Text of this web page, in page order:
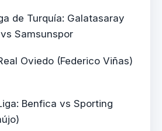
de Turquía: Galatasaray
Samsunspor
Oviedo (Federico Viñas)
Benfica vs Sporting